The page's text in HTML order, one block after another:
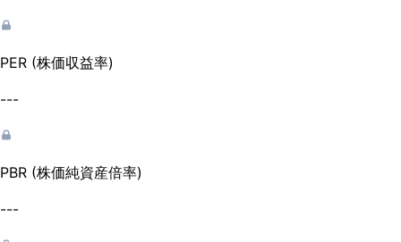
PER (株価収益率)
---
PBR (株価純資産倍率)
---